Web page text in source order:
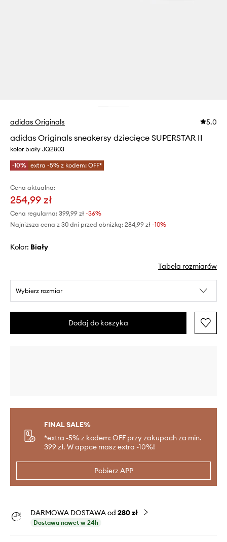
adidas Originals 5.0
adidas Originals sneakersy dziecięce SUPERSTAR II
kolor biały JQ2803
-10% extra -5% z kodem: OFF*
Cena aktualna:
254,99 zł
Cena regularna: 399,99 zł -36%
Najniższa cena z 30 dni przed obniżką: 284,99 zł -10%
Kolor: biały
Tabela rozmiarów
Wybierz rozmiar
Dodaj do koszyka
FINAL SALE%
*extra -5% z kodem: OFF przy zakupach za min.
399 zł. W appce masz extra -10%!
Pobierz APP
DARMOWA DOSTAWA od 280 zł
Dostawa nawet w 24h